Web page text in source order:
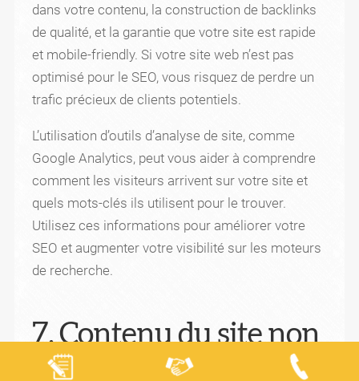
dans votre contenu, la construction de backlinks
de qualité, et la garantie que votre site est rapide
et mobile-friendly. Si votre site web n’est pas
optimisé pour le SEO, vous risquez de perdre un
trafic précieux de clients potentiels.
L’utilisation d’outils d’analyse de site, comme
Google Analytics, peut vous aider à comprendre
comment les visiteurs arrivent sur votre site et
quels mots-clés ils utilisent pour le trouver.
Utilisez ces informations pour améliorer votre
SEO et augmenter votre visibilité sur les moteurs
de recherche.
7. Contenu du site non
convaincant